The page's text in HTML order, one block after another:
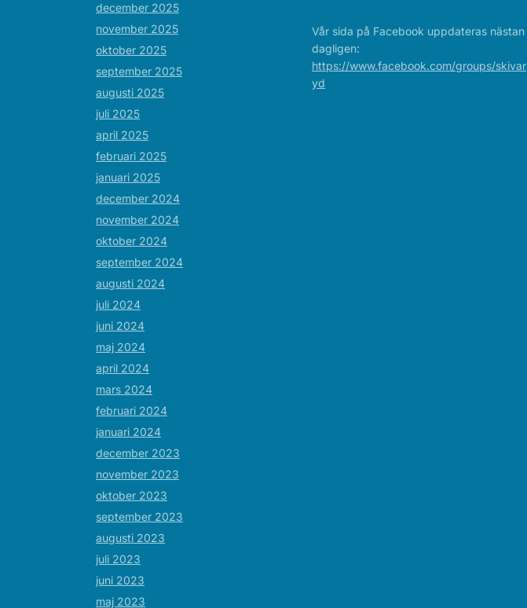
december 2025
november 2025
oktober 2025
september 2025
augusti 2025
juli 2025
april 2025
februari 2025
januari 2025
december 2024
november 2024
oktober 2024
september 2024
augusti 2024
juli 2024
juni 2024
maj 2024
april 2024
mars 2024
februari 2024
januari 2024
december 2023
november 2023
oktober 2023
september 2023
augusti 2023
juli 2023
juni 2023
maj 2023
Vår sida på Facebook uppdateras nästan
dagligen:
https://www.facebook.com/groups/skivar
yd